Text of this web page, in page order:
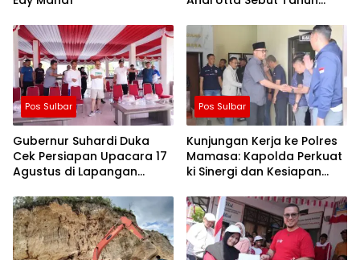
Lebih Besar
Pos Sulbar
Gubernur Suhardi Duka
Cek Persiapan Upacara 17
Agustus di Lapangan
Persen
Pos Sulbar
Kunjungan Kerja ke Polres
Mamasa: Kapolda Perkuat
ki Sinergi dan Kesiapan
Wilayah